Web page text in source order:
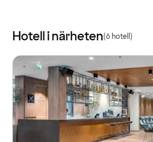
Hotell i närheten(6 hotell)